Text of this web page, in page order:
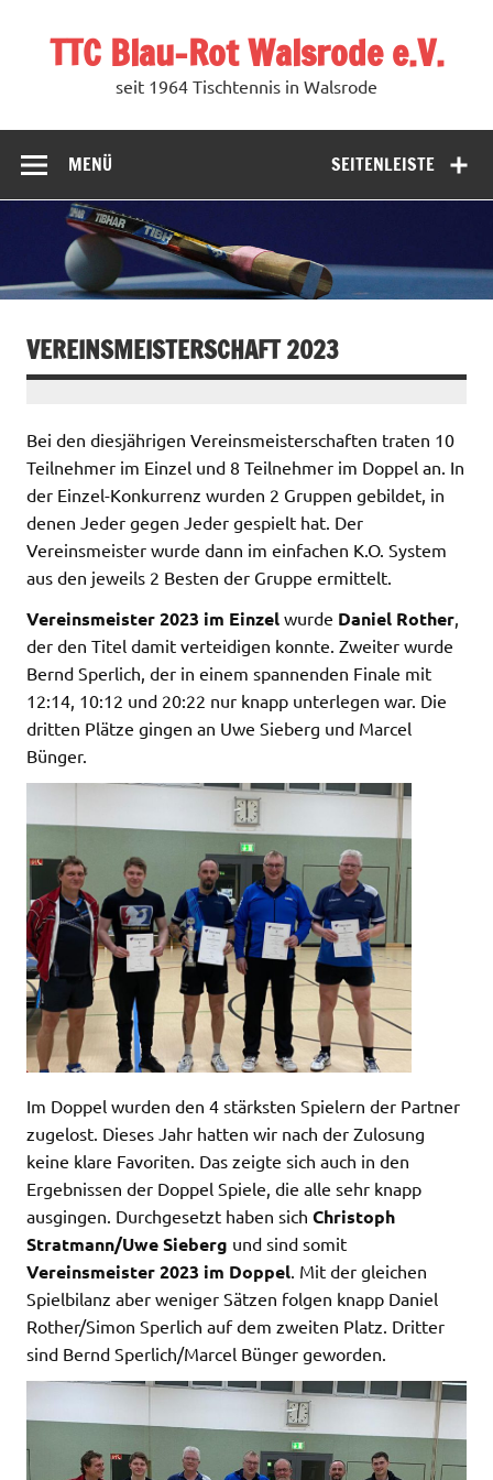
springenTTC Blau-Rot Walsrode e.V.
seit 1964 Tischtennis in Walsrode
SEITENLEISTE
MENÜ
VEREINSMEISTERSCHAFT 2023
Bei den diesjährigen Vereinsmeisterschaften traten 10
Teilnehmer im Einzel und 8 Teilnehmer im Doppel an. In
der Einzel-Konkurrenz wurden 2 Gruppen gebildet, in
denen Jeder gegen Jeder gespielt hat. Der
Vereinsmeister wurde dann im einfachen K.O. System
aus den jeweils 2 Besten der Gruppe ermittelt.
Vereinsmeister 2023 im Einzel wurde Daniel Rother,
der den Titel damit verteidigen konnte. Zweiter wurde
Bernd Sperlich, der in einem spannenden Finale mit
12:14, 10:12 und 20:22 nur knapp unterlegen war. Die
dritten Plätze gingen an Uwe Sieberg und Marcel
Bünger.
Im Doppel wurden den 4 stärksten Spielern der Partner
zugelost. Dieses Jahr hatten wir nach der Zulosung
keine klare Favoriten. Das zeigte sich auch in den
Ergebnissen der Doppel Spiele, die alle sehr knapp
ausgingen. Durchgesetzt haben sich Christoph
Stratmann/Uwe Sieberg und sind somit
Vereinsmeister 2023 im Doppel . Mit der gleichen
Spielbilanz aber weniger Sätzen folgen knapp Daniel
Rother/Simon Sperlich auf dem zweiten Platz. Dritter
sind Bernd Sperlich/Marcel Bünger geworden.